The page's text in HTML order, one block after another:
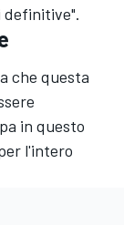
definitive".
che questa
in questo
l'intero